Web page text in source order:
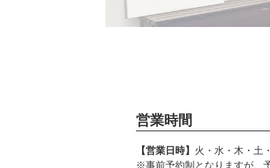
営業時間
【営業日時】 火・水・木・土
※事前予約制となりますが、